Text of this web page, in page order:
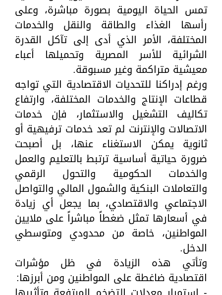
تمس الحياة اليومية بصورة مباشرة، وعلى
رأسها الغذاء والطاقة والنقل والخدمات
المختلفة، الأمر الذي أدى إلى تآكل القدرة
الشرائية للأسر المصرية وتحميلها أعباء
معيشية متراكمة وغير مسبوقة.
ورغم إدراكنا للتحديات الاقتصادية التي تواجه
قطاعات الإنتاج والخدمات المختلفة، وارتفاع
تكاليف التشغيل والاستثمار، فإن خدمات
الاتصالات والإنترنت لم تعد خدمات ترفيهية أو
ثانوية يمكن الاستغناء عنها، بل أصبحت
ضرورة حياتية أساسية ترتبط بالتعليم والعمل
والخدمات الحكومية والتحول الرقمي
والتعاملات البنكية والشمول المالي والتواصل
الاجتماعي والاقتصادي، بما يجعل أي زيادة
في أسعارها تمثل ضغطاً مباشراً على ملايين
المواطنين، خاصة من محدودي ومتوسطي
الدخل.
وتأتي هذه الزيادة في ظل مؤشرات
اقتصادية ضاغطة على المواطنين ومن أبرزها: